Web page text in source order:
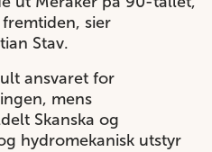
sier
Stav.
ansvaret for
mens
Skanska og
hydromekanisk utstyr